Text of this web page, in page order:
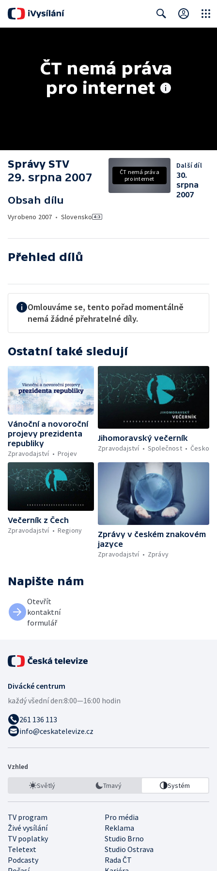
ČT nemá práva
pro internet
Správy STV
29. srpna 2007
Obsah dílu
Vyrobeno 2007 • Slovensko
ČT nemá práva
pro internet
Další díl
30.
srpna
2007
Přehled dílů
Omlouváme se, tento pořad momentálně
nemá žádné přehratelné díly.
Ostatní také sledují
Vánoční a novoroční
projevy prezidenta
republiky
Zpravodajství
Projev
Jihomoravský večerník
Zpravodajství
Společnost Česko
Večerník z Čech
Zpravodajství
Regiony
Zprávy v českém znakovém
jazyce
Zpravodajství
Zprávy
Napište nám
Otevřít
kontaktní
formulář
Divácké centrum
každý všední den:8:00—16:00 hodin
261 136 113
info@ceskatelevize.cz
Vzhled
Světlý Tmavý Systém
TV program
Pro média
Živé vysílání
Reklama
TV poplatky
Studio Brno
Teletext
Studio Ostrava
Podcasty
Rada ČT